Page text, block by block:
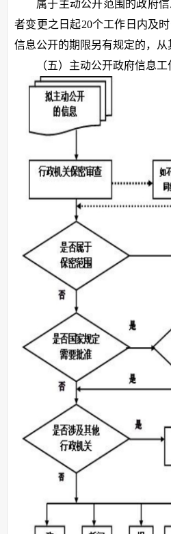
属于主动公开范围的政府
者变更之日起20个工作日内及
信息公开的期限另有规定的，从
（五）主动公开政府信息工